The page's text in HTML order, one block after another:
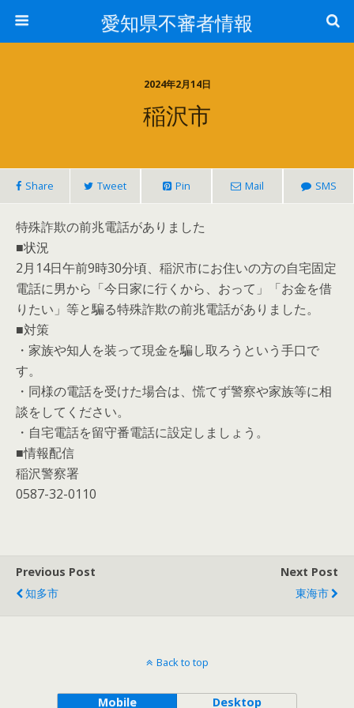
愛知県不審者情報
2024年2月14日
稲沢市
Share Tweet Pin Mail SMS
特殊詐欺の前兆電話がありました
■状況
2月14日午前9時30分頃、稲沢市にお住いの方の自宅固定
電話に男から「今日家に行くから、おって」「お金を借
りたい」等と騙る特殊詐欺の前兆電話がありました。
■対策
・家族や知人を装って現金を騙し取ろうという手口で
す。
・同様の電話を受けた場合は、慌てず警察や家族等に相
談をしてください。
・自宅電話を留守番電話に設定しましょう。
■情報配信
稲沢警察署
0587-32-0110
Previous Post
知多市
Next Post
東海市
Back to top
Mobile Desktop